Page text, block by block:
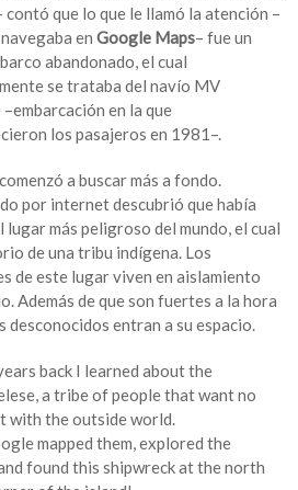
contó que lo que le llamó la atención –
en Google Maps– fue un
abandonado, el cual
se trataba del navío MV
en la que
los pasajeros en 1981–.
a buscar más a fondo.
por internet descubrió que había
lugar más peligroso del mundo, el cual
de una tribu indígena. Los
de este lugar viven en aislamiento
Además de que son fuertes a la hora
desconocidos entran a su espacio.
back I learned about the
a tribe of people that want no
with the outside world.
mapped them, explored the
found this shipwreck at the north